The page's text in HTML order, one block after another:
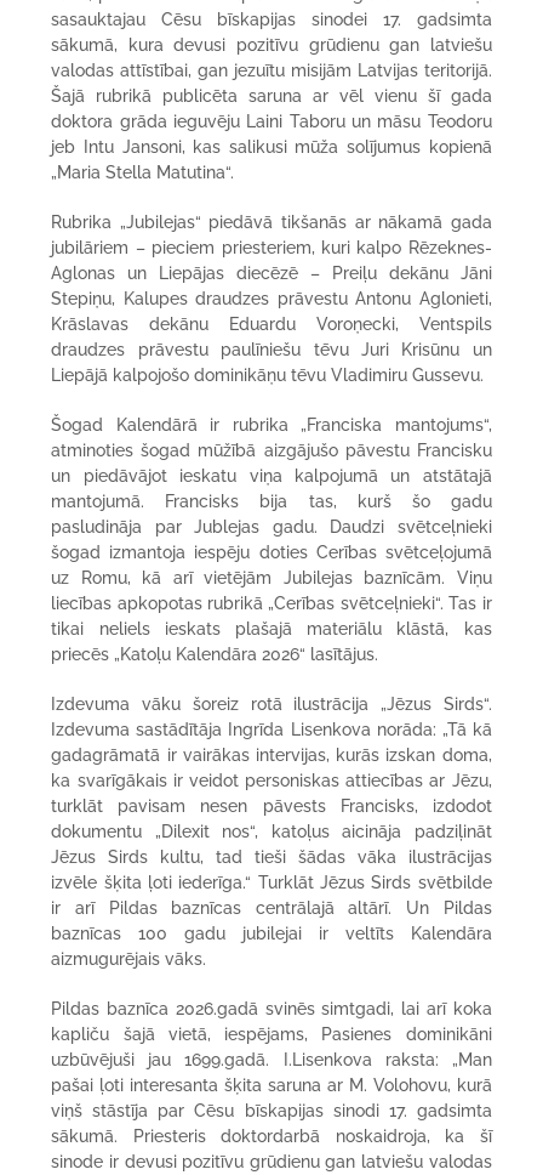
sasauktajau Cēsu bīskapijas sinodei 17. gadsimta
sākumā, kura devusi pozitīvu grūdienu gan latviešu
valodas attīstībai, gan jezuītu misijām Latvijas teritorijā.
Šajā rubrikā publicēta saruna ar vēl vienu šī gada
doktora grāda ieguvēju Laini Taboru un māsu Teodoru
jeb Intu Jansoni, kas salikusi mūža solījumus kopienā
„Maria Stella Matutina“.
Rubrika „Jubilejas“ piedāvā tikšanās ar nākamā gada
jubilāriem – pieciem priesteriem, kuri kalpo Rēzeknes-
Aglonas un Liepājas diecēzē – Preiļu dekānu Jāni
Stepiņu, Kalupes draudzes prāvestu Antonu Aglonieti,
Krāslavas dekānu Eduardu Voroņecki, Ventspils
draudzes prāvestu paulīniešu tēvu Juri Krisūnu un
Liepājā kalpojošo dominikāņu tēvu Vladimiru Gussevu.
Šogad Kalendārā ir rubrika „Franciska mantojums“,
atminoties šogad mūžībā aizgājušo pāvestu Francisku
un piedāvājot ieskatu viņa kalpojumā un atstātajā
mantojumā. Francisks bija tas, kurš šo gadu
pasludināja par Jublejas gadu. Daudzi svētceļnieki
šogad izmantoja iespēju doties Cerības svētceļojumā
uz Romu, kā arī vietējām Jubilejas baznīcām. Viņu
liecības apkopotas rubrikā „Cerības svētceļnieki“.Tas ir
tikai neliels ieskats plašajā materiālu klāstā, kas
priecēs „Katoļu Kalendāra 2026“ lasītājus.
Izdevuma vāku šoreiz rotā ilustrācija „Jēzus Sirds“.
Izdevuma sastādītāja Ingrīda Lisenkova norāda: „Tā kā
gadagrāmatā ir vairākas intervijas, kurās izskan doma,
ka svarīgākais ir veidot personiskas attiecības ar Jēzu,
turklāt pavisam nesen pāvests Francisks, izdodot
dokumentu „Dilexit nos“, katoļus aicināja padziļināt
Jēzus Sirds kultu, tad tieši šādas vāka ilustrācijas
izvēle šķita ļoti iederīga.“ Turklāt Jēzus Sirds svētbilde
ir arī Pildas baznīcas centrālajā altārī. Un Pildas
baznīcas 100 gadu jubilejai ir veltīts Kalendāra
aizmugurējais vāks.
Pildas baznīca 2026.gadā svinēs simtgadi, lai arī koka
kapliču šajā vietā, iespējams, Pasienes dominikāni
uzbūvējuši jau 1699.gadā. I.Lisenkova raksta: „Man
pašai ļoti interesanta šķita saruna ar M. Volohovu, kurā
viņš stāstīja par Cēsu bīskapijas sinodi 17. gadsimta
sākumā. Priesteris doktordarbā noskaidroja, ka šī
sinode ir devusi pozitīvu grūdienu gan latviešu valodas